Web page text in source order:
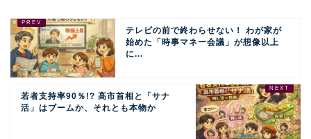
テレビの前で終わらせない！ わが家が
始めた「時事マネー会議」が想像以上
に...
若者支持率90％!? 高市首相と「サナ
活」はブームか、それとも本物か